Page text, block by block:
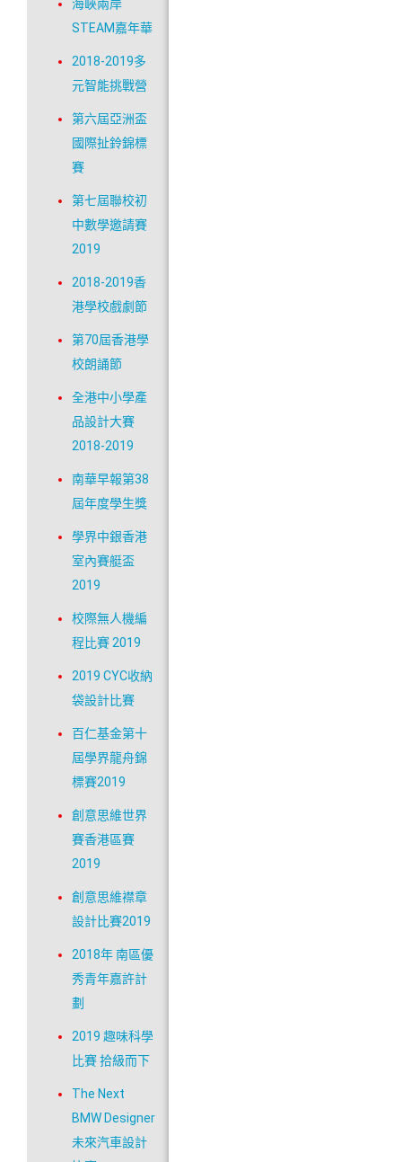
海峽兩岸
STEAM嘉年華
2018-2019多
元智能挑戰營
第六屆亞洲盃
國際扯鈴錦標
賽
第七屆聯校初
中數學邀請賽
2019
2018-2019香
港學校戲劇節
第70屆香港學
校朗誦節
全港中小學產
品設計大賽
2018-2019
南華早報第38
屆年度學生獎
學界中銀香港
室內賽艇盃
2019
校際無人機編
程比賽 2019
2019 CYC收納
袋設計比賽
百仁基金第十
屆學界龍舟錦
標賽2019
創意思維世界
賽香港區賽
2019
創意思維襟章
設計比賽2019
2018年 南區優
秀青年嘉許計
劃
2019 趣味科學
比賽 拾級而下
The Next
BMW Designer
未來汽車設計